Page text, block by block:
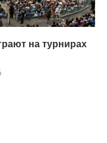
на турнирах